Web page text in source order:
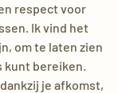
respect voor
Ik vind het
om te laten zien
kunt bereiken.
je afkomst,